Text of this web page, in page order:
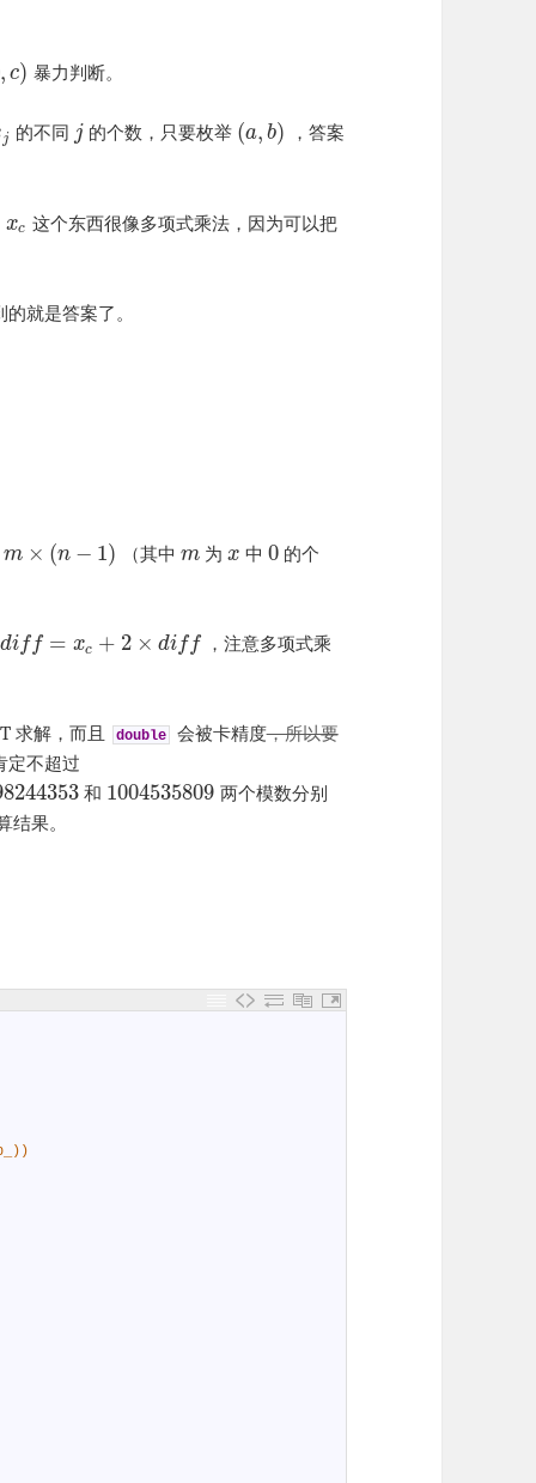
, c) 暴力判断。
j 的不同 j 的个数，只要枚举 (a, b) ，答案
xc 这个东西很像多项式乘法，因为可以把
就是答案了。
m × (n − 1) （其中 m 为x 中0 的个
dif f = xc + 2 × diff，注意多项式乘
求解，而且 double 会被卡精度，所以要
定不超过
和 1004535809 两个模数分别
果。